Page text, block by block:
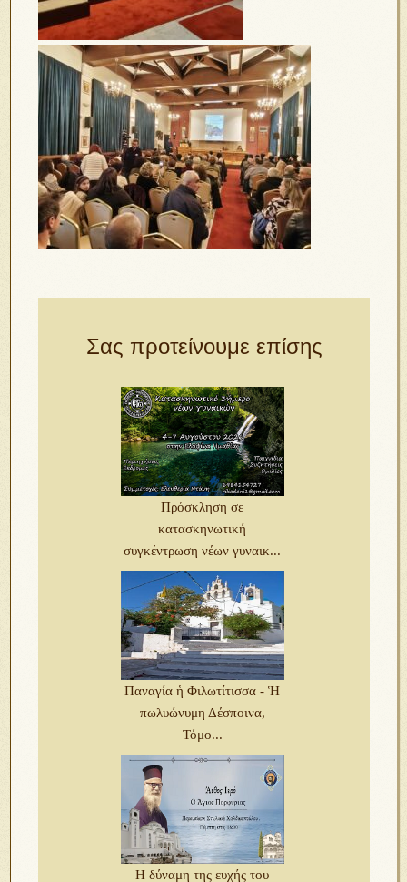
Σας προτείνουμε επίσης
Πρόσκληση σε
κατασκηνωτική
συγκέντρωση νέων γυναικ...
Παναγία ἡ Φιλωτίτισσα - Ἡ
πωλυώνυμη Δέσποινα,
Τόμο...
Η δύναμη της ευχής του